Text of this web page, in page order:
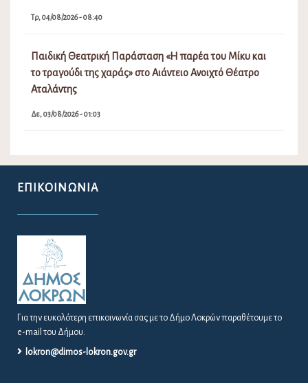
Τρ, 04/08/2026 - 08:40
Παιδική Θεατρική Παράσταση «Η παρέα του Μίκυ και
το τραγούδι της χαράς» στο Αιάντειο Ανοιχτό Θέατρο
Αταλάντης
Δε, 03/08/2026 - 01:03
ΕΠΙΚΟΙΝΩΝΊΑ
Για την ευκολότερη επικοινωνία σας με το Δήμο Λοκρών παραθέτουμε το
e-mail του Δήμου.
lokron@dimos-lokron.gov.gr